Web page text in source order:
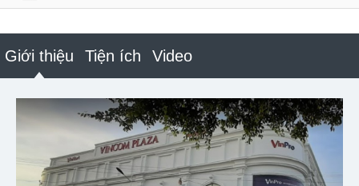
Giới thiệu Tiện ích Video